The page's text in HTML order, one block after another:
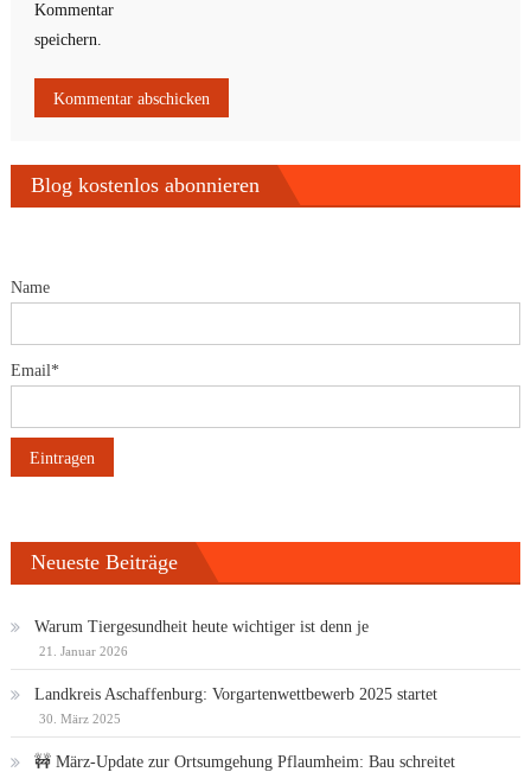
Kommentar
speichern.
Blog kostenlos abonnieren
Name
Email*
Neueste Beiträge
Warum Tiergesundheit heute wichtiger ist denn je
21. Januar 2026
Landkreis Aschaffenburg: Vorgartenwettbewerb 2025 startet
30. März 2025
🚧 März-Update zur Ortsumgehung Pflaumheim: Bau schreitet